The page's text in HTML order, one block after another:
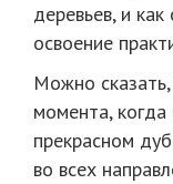
деревьев, и
освоение
Можно
момента,
прекрасном
во всех